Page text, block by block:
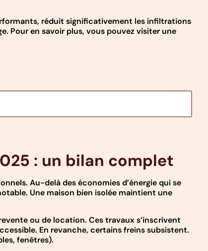
réduit significativement les infiltrations
Pour en savoir plus, vous pouvez visiter une
: un bilan complet
Au-delà des économies d’énergie qui se
Une maison bien isolée maintient une
ou de location. Ces travaux s’inscrivent
En revanche, certains freins subsistent.
fenêtres).